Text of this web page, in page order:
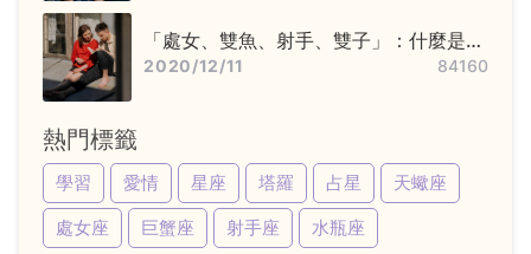
「處女、雙魚、射手、雙子」：什麼是變
動星座，他們又該怎麼追？
2020/12/11 84160
熱門標籤
學習 愛情 星座 塔羅 占星
天蠍座
處女座
巨蟹座 射手座 水瓶座